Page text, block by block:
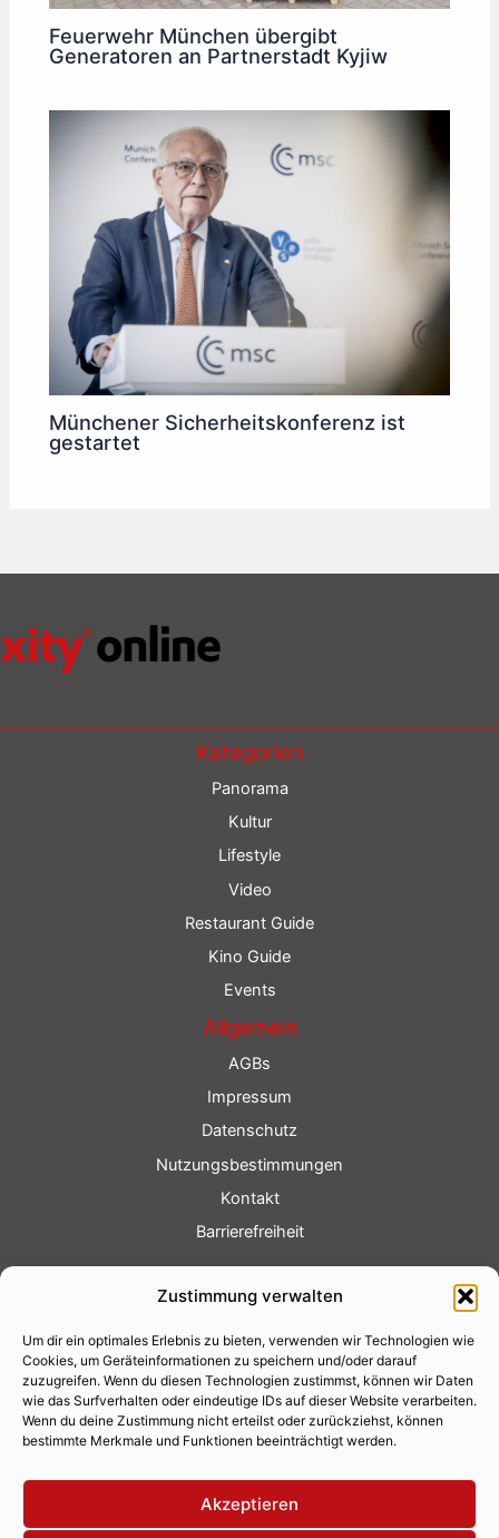
Zustimmung verwalten
Um dir ein optimales Erlebnis zu bieten, verwenden wir Technologien wie
Cookies, um Geräteinformationen zu speichern und/oder darauf
zuzugreifen. Wenn du diesen Technologien zustimmst, können wir Daten
wie das Surfverhalten oder eindeutige IDs auf dieser Website verarbeiten.
Wenn du deine Zustimmung nicht erteilst oder zurückziehst, können
bestimmte Merkmale und Funktionen beeinträchtigt werden.
Akzeptieren
Feuerwehr München übergibt
Generatoren an Partnerstadt Kyjiw
Münchener Sicherheitskonferenz ist
gestartet
Kategorien
Panorama
Kultur
Lifestyle
Video
Restaurant Guide
Kino Guide
Events
Allgemein
AGBs
Impressum
Datenschutz
Nutzungsbestimmungen
Kontakt
Barrierefreiheit
Fotoservice
Videoservice
Werbung
Contenterstellung
Lokalnachrichten
Lokalfernsehen
Eventkalender